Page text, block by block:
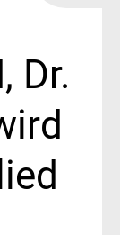
Dr.